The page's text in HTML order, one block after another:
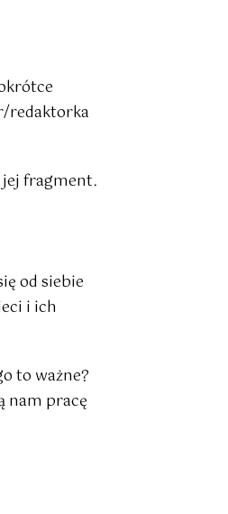
redaktorka
jej fragment.
od siebie
i ich
to ważne?
nam pracę